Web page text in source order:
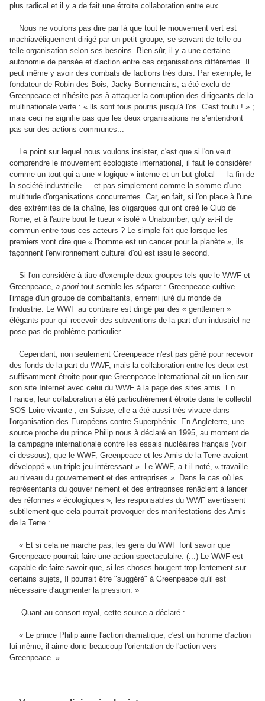
plus radical et il y a de fait une étroite collaboration entre eux.
Nous ne voulons pas dire par là que tout le mouvement vert est
machiavéliquement dirigé par un petit groupe, se servant de telle ou
telle organisation selon ses besoins. Bien sûr, il y a une certaine
autonomie de pensée et d'action entre ces organisations différentes. Il
peut même y avoir des combats de factions très durs. Par exemple, le
fondateur de Robin des Bois, Jacky Bonnemains, a été exclu de
Greenpeace et n'hésite pas à attaquer la corruption des dirigeants de la
multinationale verte : « lls sont tous pourris jusqu'à l'os. C'est foutu ! » ;
mais ceci ne signifie pas que les deux organisations ne s'entendront
pas sur des actions communes...
Le point sur lequel nous voulons insister, c'est que si l'on veut
comprendre le mouvement écologiste international, il faut le considérer
comme un tout qui a une « logique » interne et un but global — la fin de
la société industrielle — et pas simplement comme la somme d'une
multitude d'organisations concurrentes. Car, en fait, si l'on place à l'une
des extrémités de la chaîne, les oligarques qui ont créé le Club de
Rome, et à l'autre bout le tueur « isolé » Unabomber, qu'y a-t-il de
commun entre tous ces acteurs ? Le simple fait que lorsque les
premiers vont dire que « l'homme est un cancer pour la planète », ils
façonnent l'environnement culturel d'où est issu le second.
Si l'on considère à titre d'exemple deux groupes tels que le WWF et
Greenpeace, a priori tout semble les séparer : Greenpeace cultive
l'image d'un groupe de combattants, ennemi juré du monde de
l'industrie. Le WWF au contraire est dirigé par des « gentlemen »
élégants pour qui recevoir des subventions de la part d'un industriel ne
pose pas de problème particulier.
Cependant, non seulement Greenpeace n'est pas gêné pour recevoir
des fonds de la part du WWF, mais la collaboration entre les deux est
suffisamment étroite pour que Greenpeace lnternational ait un lien sur
son site Internet avec celui du WWF à la page des sites amis. En
France, leur collaboration a été particulièrement étroite dans le collectif
SOS-Loire vivante ; en Suisse, elle a été aussi très vivace dans
l'organisation des Européens contre Superphénix. En Angleterre, une
source proche du prince Philip nous à déclaré en 1995, au moment de
la campagne internationale contre les essais nucléaires français (voir
ci-dessous), que le WWF, Greenpeace et les Amis de la Terre avaient
développé « un triple jeu intéressant ». Le WWF, a-t-il noté, « travaille
au niveau du gouvernement et des entreprises ». Dans le cas où les
représentants du gouver nement et des entreprises renâclent à lancer
des réformes « écologiques », les responsables du WWF avertissent
subtilement que cela pourrait provoquer des manifestations des Amis
de la Terre :
« Et si cela ne marche pas, les gens du WWF font savoir que
Greenpeace pourrait faire une action spectaculaire. (...) Le WWF est
capable de faire savoir que, si les choses bougent trop lentement sur
certains sujets, Il pourrait être "suggéré" à Greenpeace qu'il est
nécessaire d'augmenter la pression. »
Quant au consort royal, cette source a déclaré :
« Le prince Philip aime l'action dramatique, c'est un homme d'action
lui-même, il aime donc beaucoup l'orientation de l'action vers
Greenpeace. »